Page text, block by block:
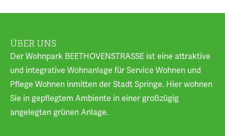
ÜBER UNS
Der Wohnpark BEETHOVENSTRASSE ist eine attraktive
und integrative Wohnanlage für Service Wohnen und
Pflege Wohnen inmitten der Stadt Springe. Hier wohnen
Sie in gepflegtem Ambiente in einer großzügig
angelegten grünen Anlage.